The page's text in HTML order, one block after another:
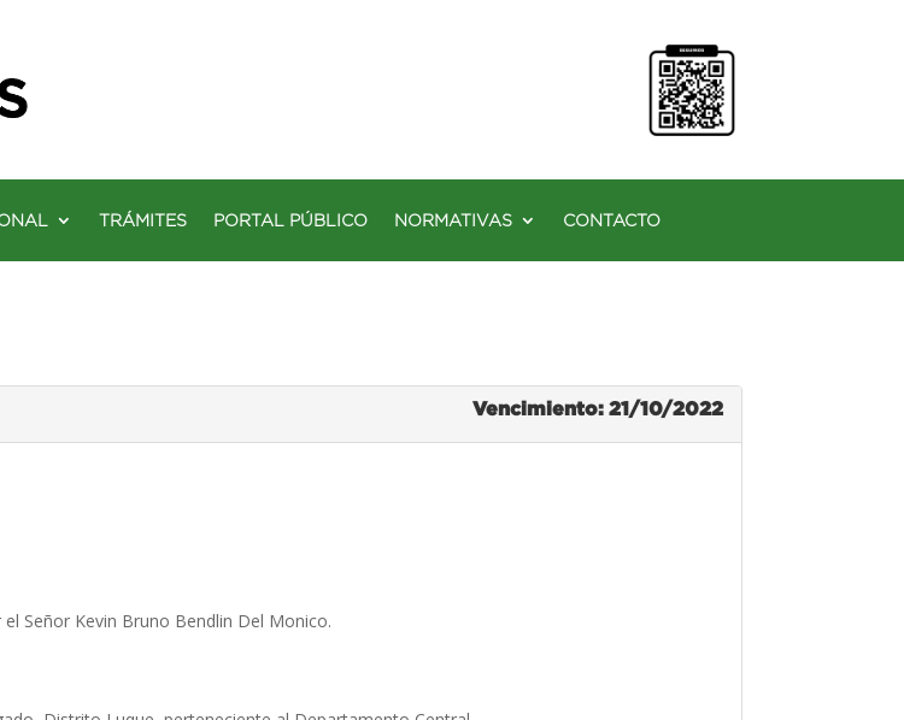
TRÁMITES PORTAL PÚBLICO NORMATIVAS CONTACTO
Vencimiento: 21/10/2022
Señor Kevin Bruno Bendlin Del Monico.